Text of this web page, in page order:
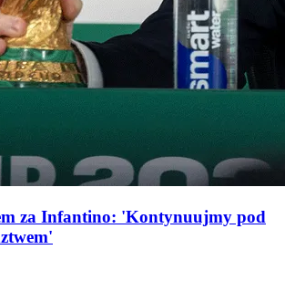
za Infantino: 'Kontynuujmy pod